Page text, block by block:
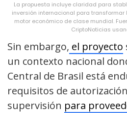
La propuesta incluye claridad para
inversión internacional para
motor económico de clase mundial.
CriptoNoticias
Sin embargo, el proyecto
un contexto nacional
Central de Brasil está
requisitos de
supervisión para